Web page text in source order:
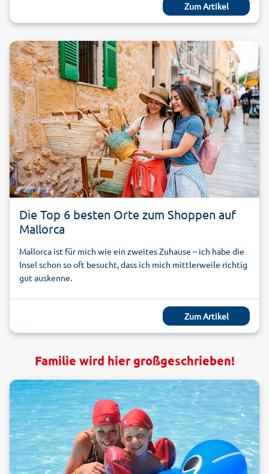
Zum Artikel
Die Top 6 besten Orte zum Shoppen auf
Mallorca
Mallorca ist für mich wie ein zweites Zuhause – ich habe die
Insel schon so oft besucht, dass ich mich mittlerweile richtig
gut auskenne.
Zum Artikel
Familie wird hier großgeschrieben!